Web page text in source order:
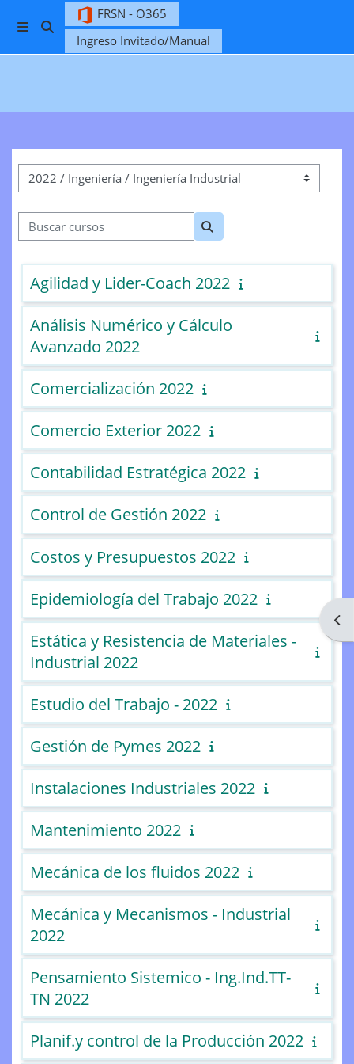
Salta al contenido principal
Panel lateral
Selector de búsqueda de entrada
FRSN - O365
Ingreso Invitado/Manual
Categorías
Buscar cursos
Buscar cursos
Agilidad y Lider-Coach 2022
Análisis Numérico y Cálculo
Avanzado 2022
Comercialización 2022
Comercio Exterior 2022
Contabilidad Estratégica 2022
Control de Gestión 2022
Costos y Presupuestos 2022
Epidemiología del Trabajo 2022
Estática y Resistencia de Materiales -
Industrial 2022
Estudio del Trabajo - 2022
Gestión de Pymes 2022
Instalaciones Industriales 2022
Mantenimiento 2022
Mecánica de los fluidos 2022
Mecánica y Mecanismos - Industrial
2022
Pensamiento Sistemico - Ing.Ind.TT-
TN 2022
Planif.y control de la Producción 2022